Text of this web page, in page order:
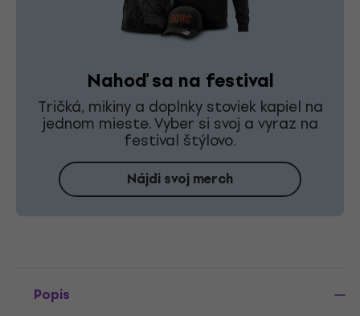
Nahoď sa na festival
Tričká, mikiny a doplnky stoviek kapiel na
jednom mieste. Vyber si svoj a vyraz na
festival štýlovo.
Nájdi svoj merch
Popis